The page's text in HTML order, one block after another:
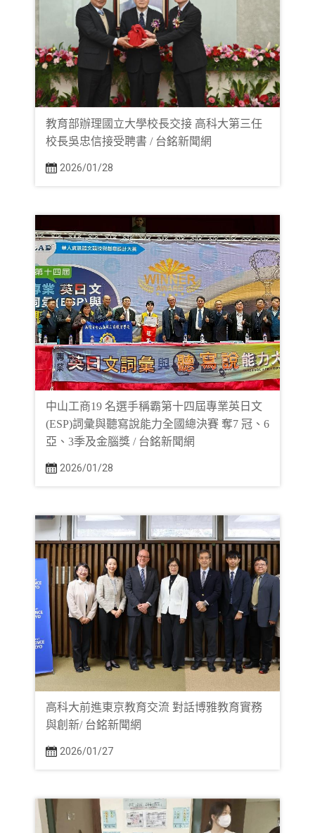
教育部辦理國立大學校長交接 高科大第三任
校長吳忠信接受聘書 / 台銘新聞網
2026/01/28
中山工商19 名選手稱霸第十四屆專業英日文
(ESP)詞彙與聽寫說能力全國總決賽 奪7 冠、6
亞、3季及金腦獎 / 台銘新聞網
2026/01/28
高科大前進東京教育交流 對話博雅教育實務
與創新/ 台銘新聞網
2026/01/27